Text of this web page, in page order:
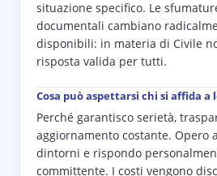
situazione specifico. Le
documentali cambiano
disponibili: in materia di Civile
risposta valida per tutti.
Cosa può aspettarsi chi si affida a
Perché garantisco serietà,
aggiornamento costante. Opero
dintorni e rispondo
committente. I costi vengono